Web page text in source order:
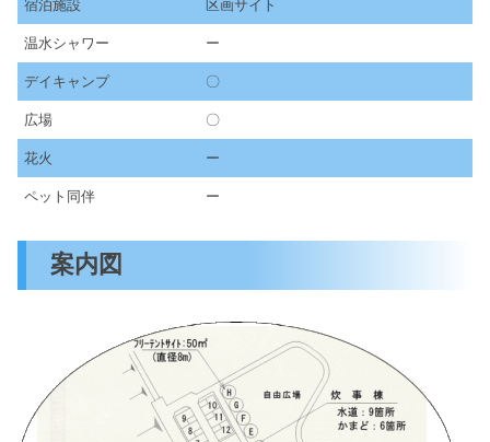
宿泊施設 区画サイト
温水シャワー ー
デイキャンプ 〇
広場 〇
花火 ー
ペット同伴 ー
案内図